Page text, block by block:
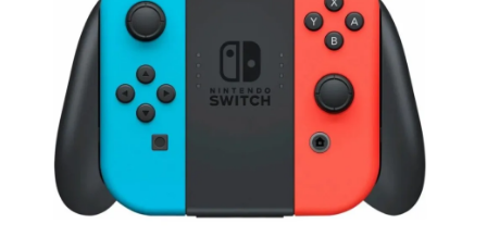
Оплачивайте покупки удобным способом. В